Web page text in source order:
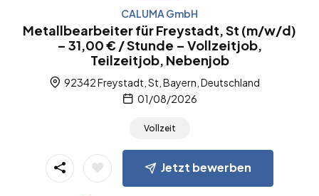
CALUMA GmbH
Metallbearbeiter für Freystadt, St (m/w/d)
– 31,00 € / Stunde – Vollzeitjob,
Teilzeitjob, Nebenjob
92342 Freystadt, St, Bayern, Deutschland
01/08/2026
Vollzeit
Jetzt bewerben